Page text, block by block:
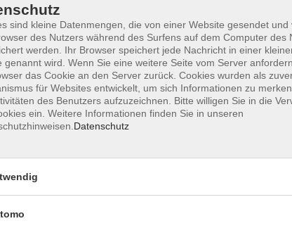
Europäisches Portugiesisch für
Anfänger*innen
Max. 8 Plätze
Portugiesisch für Brasilien A2
Max. 8 Plätze
Entdecken Sie neue Sprachen
Vielfalt erleben!
Sprachen öffnen Türen zu neuen Kulturen
sind kleine Datenmengen, die von einer Website gesendet und
des Nutzers während des Surfens auf dem Computer des
werden. Ihr Browser speichert jede Nachricht in einer
genannt wird. Wenn Sie eine weitere Seite vom Server
das Cookie an den Server zurück. Cookies wurden als
für Websites entwickelt, um sich Informationen zu
des Benutzers aufzuzeichnen. Bitte willigen Sie in die
ein. Weitere Informationen finden Sie in unseren
Datenschutz